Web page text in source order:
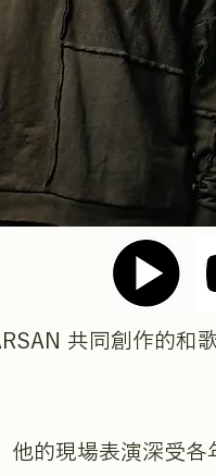
共同創作的和
的現場表演深受各